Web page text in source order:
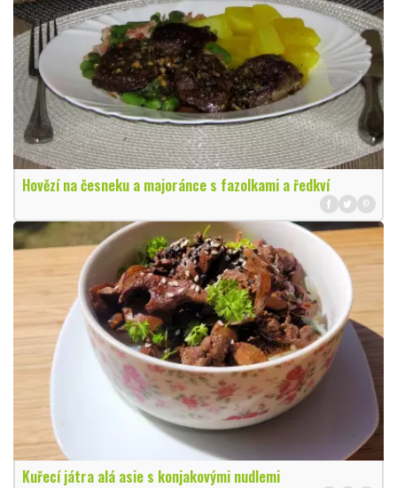
Hovězí na česneku a majoránce s fazolkami a ředkví
Kuřecí játra alá asie s konjakovými nudlemi